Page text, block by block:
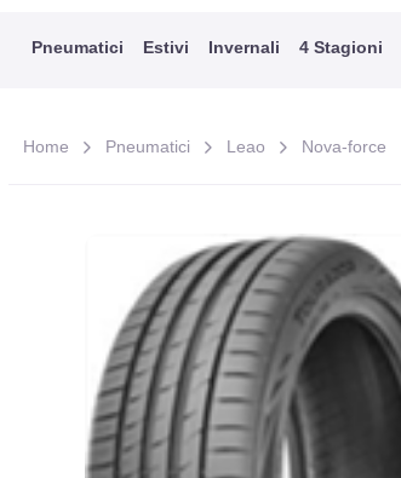
Pneumatici Estivi Invernali 4 Stagioni
Home Pneumatici Leao Nova-force